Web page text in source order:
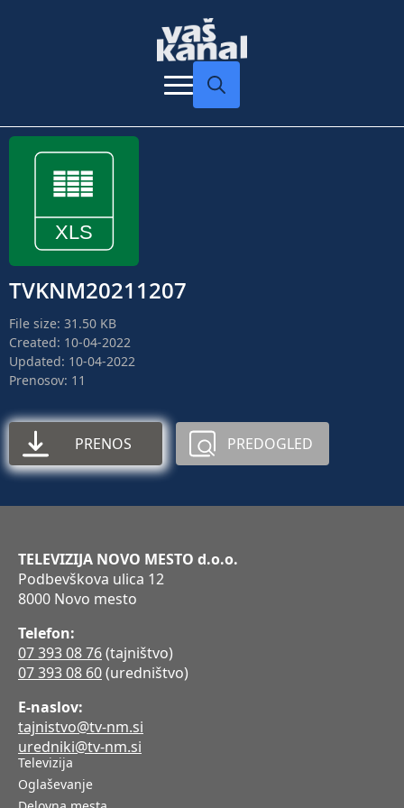
TVKNM20211207
File size: 31.50 KB
Created: 10-04-2022
Updated: 10-04-2022
Prenosov: 11
PRENOS PREDOGLED
TELEVIZIJA NOVO MESTO d.o.o.
Podbevškova ulica 12
8000 Novo mesto
Telefon:
07 393 08 76(tajništvo)
07 393 08 60(uredništvo)
E-naslov:
tajnistvo@tv-nm.si
uredniki@tv-nm.si
Televizija
Oglaševanje